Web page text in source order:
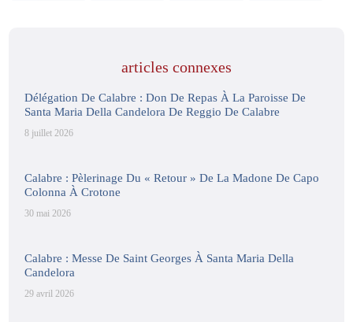
articles connexes
Délégation De Calabre : Don De Repas À La Paroisse De
Santa Maria Della Candelora De Reggio De Calabre
8 juillet 2026
Calabre : Pèlerinage Du « Retour » De La Madone De Capo
Colonna À Crotone
30 mai 2026
Calabre : Messe De Saint Georges À Santa Maria Della
Candelora
29 avril 2026